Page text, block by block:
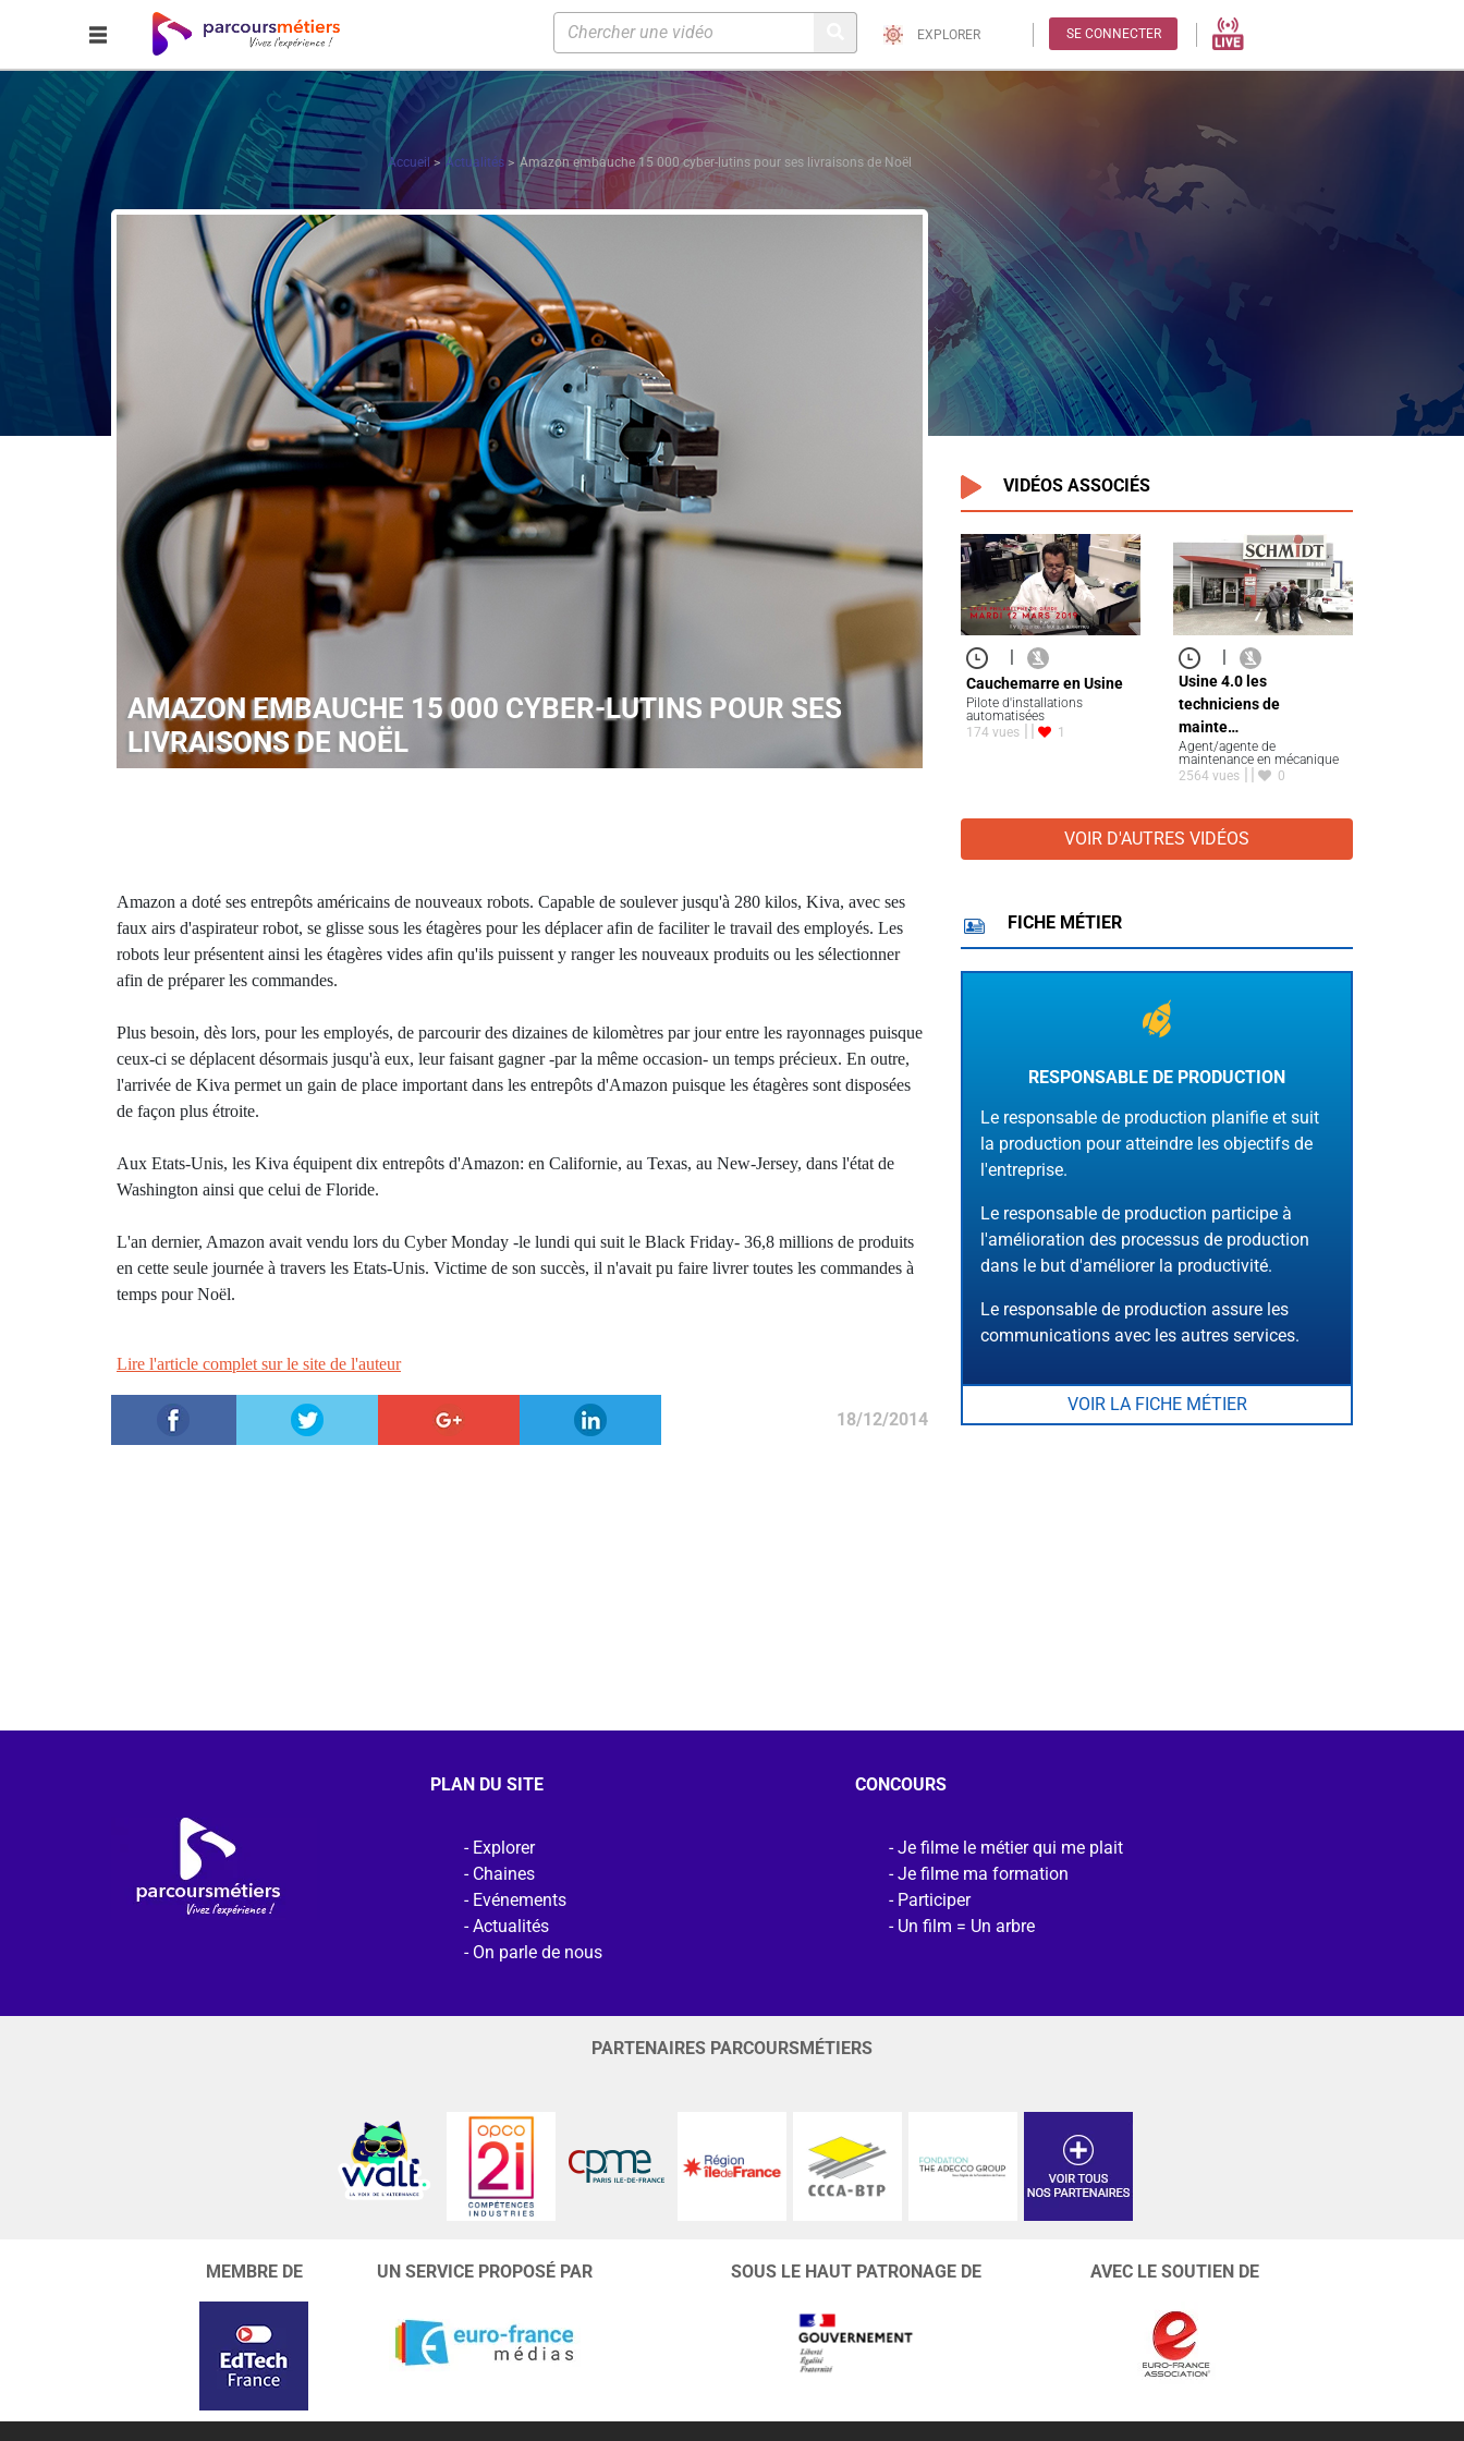
EXPLORER SE CONNECTER
Accueil Actualités Amazon embauche 15 000 cyber-lutins pour ses livraisons de Noël
AMAZON EMBAUCHE 15 000 CYBER-LUTINS POUR SES
LIVRAISONS DE NOËL
Amazon a doté ses entrepôts américains de nouveaux robots. Capable de soulever jusqu'à 280 kilos, Kiva, avec ses
faux airs d'aspirateur robot, se glisse sous les étagères pour les déplacer afin de faciliter le travail des employés. Les
robots leur présentent ainsi les étagères vides afin qu'ils puissent y ranger les nouveaux produits ou les sélectionner
afin de préparer les commandes.
Plus besoin, dès lors, pour les employés, de parcourir des dizaines de kilomètres par jour entre les rayonnages puisque
ceux-ci se déplacent désormais jusqu'à eux, leur faisant gagner -par la même occasion- un temps précieux. En outre,
l'arrivée de Kiva permet un gain de place important dans les entrepôts d'Amazon puisque les étagères sont disposées
de façon plus étroite.
Aux Etats-Unis, les Kiva équipent dix entrepôts d'Amazon: en Californie, au Texas, au New-Jersey, dans l'état de
Washington ainsi que celui de Floride.
L'an dernier, Amazon avait vendu lors du Cyber Monday -le lundi qui suit le Black Friday- 36,8 millions de produits
en cette seule journée à travers les Etats-Unis. Victime de son succès, il n'avait pu faire livrer toutes les commandes à
temps pour Noël.
Lire l'article complet sur le site de l'auteur
18/12/2014
VIDÉOS ASSOCIÉS
|
Cauchemarre en Usine
Pilote d'installations
automatisées
174 vues
1
|
Usine 4.0 les
techniciens de
mainte…
Agent/agente de
maintenance en mécanique
2564 vues
0
VOIR D'AUTRES VIDÉOS
FICHE MÉTIER
RESPONSABLE DE PRODUCTION
Le responsable de production planifie et suit
la production pour atteindre les objectifs de
l'entreprise.
Le responsable de production participe à
l'amélioration des processus de production
dans le but d'améliorer la productivité.
Le responsable de production assure les
communications avec les autres services.
VOIR LA FICHE MÉTIER
PLAN DU SITE
Explorer
Chaines
Evénements
Actualités
On parle de nous
CONCOURS
Je filme le métier qui me plait
Je filme ma formation
Participer
Un film = Un arbre
PARTENAIRES PARCOURSMÉTIERS
MEMBRE DE UN SERVICE PROPOSÉ PAR SOUS LE HAUT PATRONAGE DE AVEC LE SOUTIEN DE